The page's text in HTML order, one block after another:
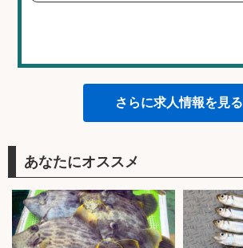
さらに求人情報を見る
あなたにオススメ